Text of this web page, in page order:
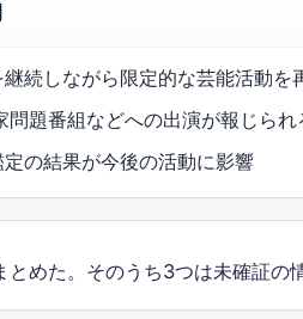
続しながら限定的な芸能活動を
問題番組などへの出演が報じられ
の結果が今後の活動に影響
とめた。そのうち3つは未確証の